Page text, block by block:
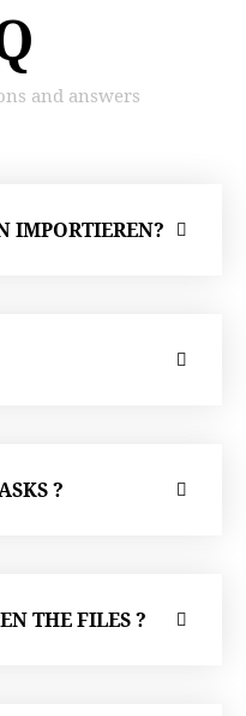
and answers
IMPORTIEREN?
?
THE FILES ?